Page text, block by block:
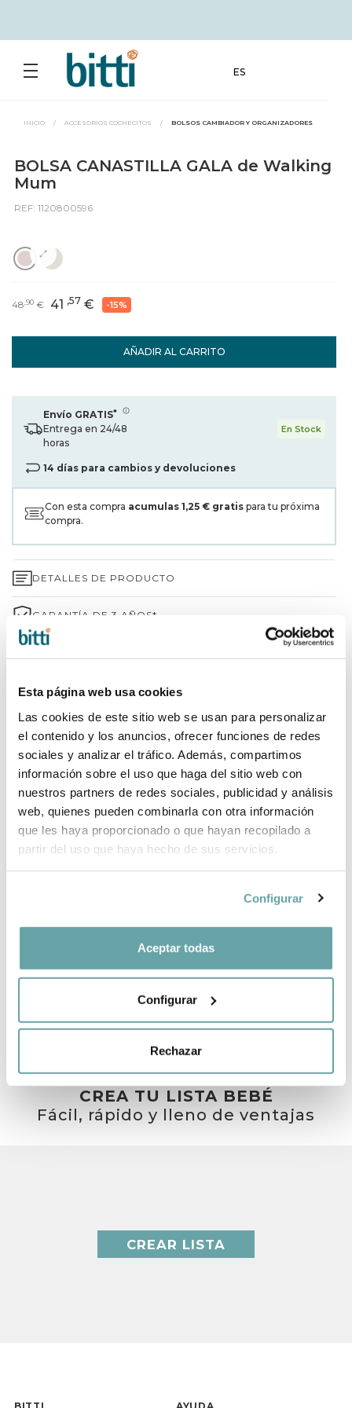
Esta página web usa cookies
Las cookies de este sitio web se usan para personalizar
el contenido y los anuncios, ofrecer funciones de redes
sociales y analizar el tráfico. Además, compartimos
información sobre el uso que haga del sitio web con
nuestros partners de redes sociales, publicidad y análisis
web, quienes pueden combinarla con otra información
que les haya proporcionado o que hayan recopilado a
partir del uso que haya hecho de sus servicios.
Configurar
Aceptar todas
Configurar
Rechazar
ES
INICIO / ACCESORIOS COCHECITOS / BOLSOS CAMBIADOR Y ORGANIZADORES
BOLSA CANASTILLA GALA de Walking
Mum
REF: 1120800596
AÑADIR AL CARRITO
48 ,90 € 41 ,57 € -15%
Envío GRATIS*
Entrega en 24/48
horas
En Stock
14 días para cambios y devoluciones
Con esta compra acumulas 1,25 € gratis para tu próxima
compra.
DETALLES DE PRODUCTO
GARANTÍA DE 3 AÑOS*
¿POR QUÉ ELEGIR BITTI?
COMPLEMENTA TU COMPRA
COMPARTIR
OTROS CLIENTES TAMBIÉN VIERON
CREA TU LISTA BEBÉ
Fácil, rápido y lleno de ventajas
CREAR LISTA